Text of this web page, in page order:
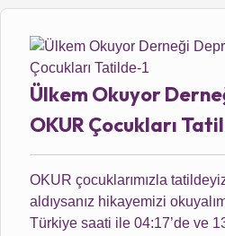
Ülkem Okuyor
OKUR Çocukları
OKUR çocuklarımızla
aldıysanız hikayemizi
Türkiye saati ile 04:17’de ve